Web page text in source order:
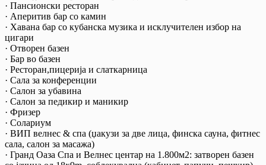
· Пансионски ресторан
· Аперитив бар со камин
· Хавана бар со кубанска музика и исклучителен избор на
цигари
· Отворен базен
· Бар во базен
· Ресторан,пицерија и слаткарница
· Сала за конференции
· Салон за убавина
· Салон за педикир и маникир
· Фризер
· Солариум
· ВИП велнес & спа (џакузи за две лица, финска сауна, фитнес
сала, салон за масажа)
· Гранд Оаза Спа и Велнес центар на 1.800м2: затворен базен